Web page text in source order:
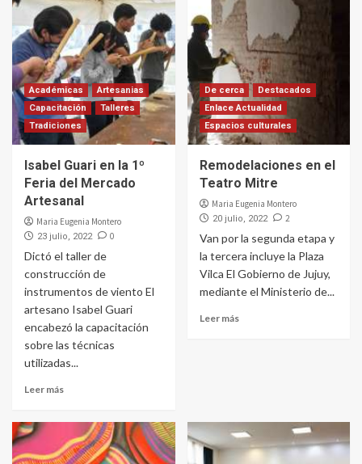
Académicas
Artesanias
Capacitación
Talleres
Tradiciones
Isabel Guari en la 1º
Feria del Mercado
Artesanal
Maria Eugenia Montero
23 julio, 2022 0
Dictó el taller de
construcción de
instrumentos de viento El
artesano Isabel Guari
encabezó la capacitación
sobre las técnicas
utilizadas...
Leer más
De cerca
Destacados
Enlace Actualidad
Espacios culturales
Remodelaciones en el
Teatro Mitre
Maria Eugenia Montero
20 julio, 2022 2
Van por la segunda etapa y
la tercera incluye la Plaza
Vilca El Gobierno de Jujuy,
mediante el Ministerio de...
Leer más